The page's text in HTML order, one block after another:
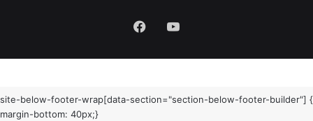
FacebookYouTube
site-below-footer-wrap[data-section="section-below-footer-builder"] {
margin-bottom: 40px;}